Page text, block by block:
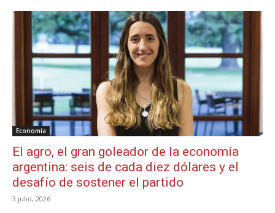
Economía
El agro, el gran goleador de la economía
argentina: seis de cada diez dólares y el
desafío de sostener el partido
3 julio, 2026